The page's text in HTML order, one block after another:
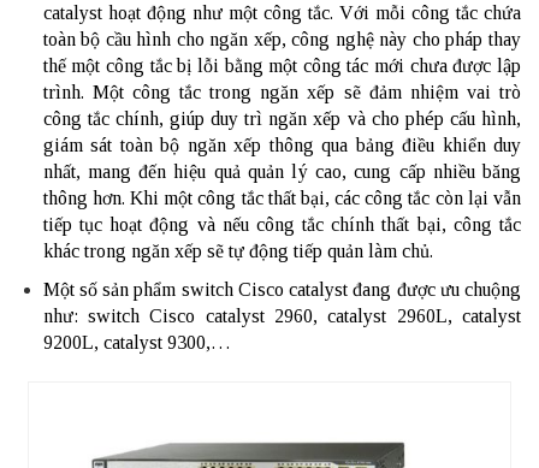
catalyst hoạt động như một công tắc. Với mỗi công tắc chứa
toàn bộ cầu hình cho ngăn xếp, công nghệ này cho pháp thay
thế một công tắc bị lỗi bằng một công tác mới chưa được lập
trình. Một công tắc trong ngăn xếp sẽ đảm nhiệm vai trò
công tắc chính, giúp duy trì ngăn xếp và cho phép cấu hình,
giám sát toàn bộ ngăn xếp thông qua bảng điều khiển duy
nhất, mang đến hiệu quả quản lý cao, cung cấp nhiều băng
thông hơn. Khi một công tắc thất bại, các công tắc còn lại vẫn
tiếp tục hoạt động và nếu công tắc chính thất bại, công tắc
khác trong ngăn xếp sẽ tự động tiếp quản làm chủ.
Một số sản phẩm switch Cisco catalyst đang được ưu chuộng
như: switch Cisco catalyst 2960, catalyst 2960L, catalyst
9200L, catalyst 9300,…